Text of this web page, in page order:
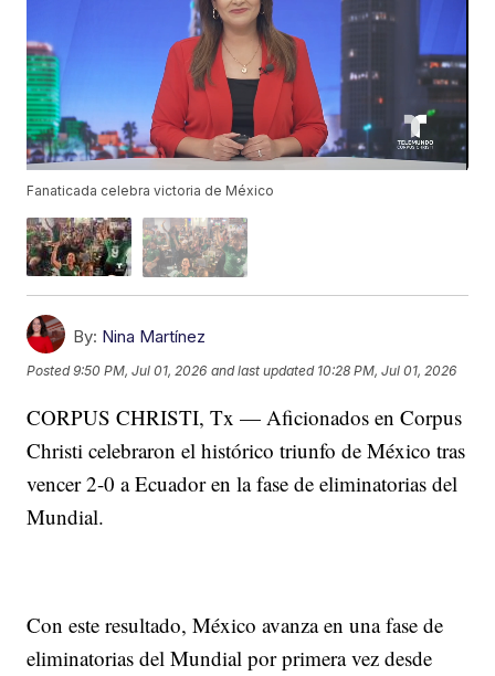
Fanaticada celebra victoria de México
By: Nina Martínez
Posted9:50 PM, Jul 01, 2026 and last updated 10:28 PM, Jul 01, 2026
CORPUS CHRISTI, Tx — Aficionados en Corpus
Christi celebraron el histórico triunfo de México tras
vencer 2-0 a Ecuador en la fase de eliminatorias del
Mundial.
Con este resultado, México avanza en una fase de
eliminatorias del Mundial por primera vez desde